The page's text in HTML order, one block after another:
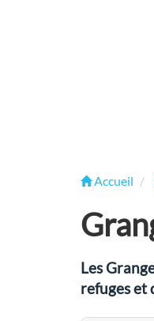
Accueil
Les
refuges et